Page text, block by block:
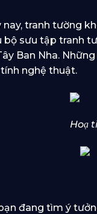
nay, tranh tường
bộ sưu tập tranh
Ban Nha.
nghệ thuật.
Hoạ
đang tìm ý